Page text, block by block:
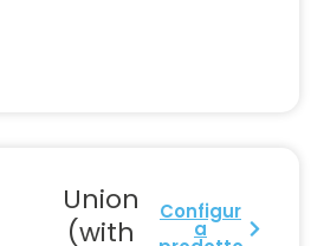
Union
(with
Configur
a